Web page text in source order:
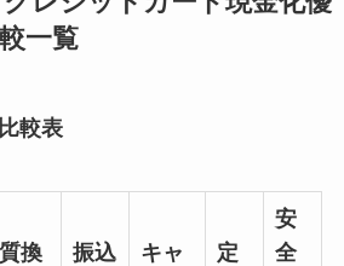
一覧
較表
換
振込
キャ
定
安
全